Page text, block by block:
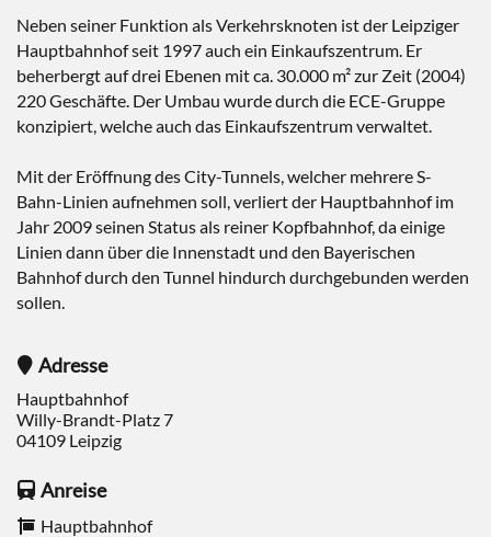
Neben seiner Funktion als Verkehrsknoten ist der Leipziger
Hauptbahnhof seit 1997 auch ein Einkaufszentrum. Er
beherbergt auf drei Ebenen mit ca. 30.000 m² zur Zeit (2004)
220 Geschäfte. Der Umbau wurde durch die ECE-Gruppe
konzipiert, welche auch das Einkaufszentrum verwaltet.
Mit der Eröffnung des City-Tunnels, welcher mehrere S-
Bahn-Linien aufnehmen soll, verliert der Hauptbahnhof im
Jahr 2009 seinen Status als reiner Kopfbahnhof, da einige
Linien dann über die Innenstadt und den Bayerischen
Bahnhof durch den Tunnel hindurch durchgebunden werden
sollen.
Adresse
Hauptbahnhof
Willy-Brandt-Platz 7
04109 Leipzig
Anreise
Hauptbahnhof